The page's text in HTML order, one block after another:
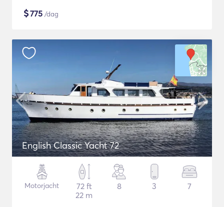
$775 /dag
English Classic Yacht 72
Motorjacht
72 ft
22 m
8 3 7